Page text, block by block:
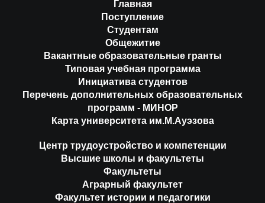
Главная
Поступление
Студентам
Общежитие
Вакантные образовательные гранты
Типовая учебная программа
Инициатива студентов
Перечень дополнительных образовательных
программ - МИНОР
Карта университета им.М.Ауэзова
Центр трудоустройство и компетенции
Высшие школы и факультеты
Факультеты
Аграрный факультет
Факультет истории и педагогики